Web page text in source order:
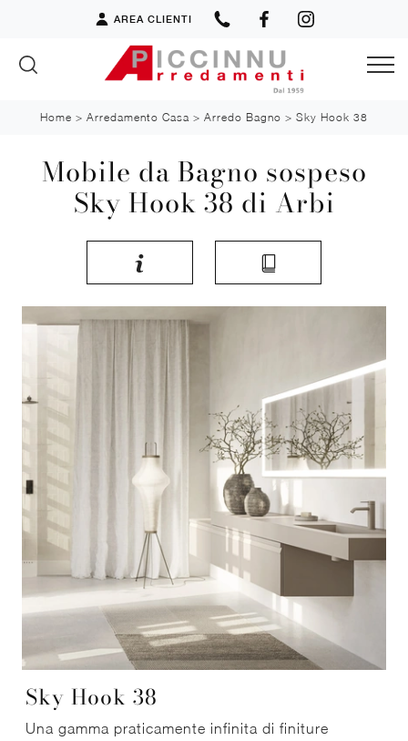
AREA CLIENTI
Home > Arredamento Casa > Arredo Bagno > Sky Hook 38
Mobile da Bagno sospeso
Sky Hook 38 di Arbi
Sky Hook 38
Una gamma praticamente infinita di finiture